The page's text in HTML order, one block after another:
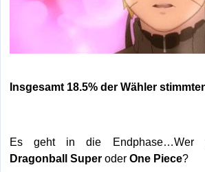
Insgesamt 18.5% der Wähler
Es geht in die Endphase…Wer
Dragonball Superoder One Piece?